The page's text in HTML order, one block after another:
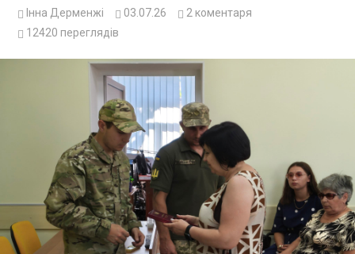
Інна Дерменжі 03.07.26 2 коментаря
12420 переглядів